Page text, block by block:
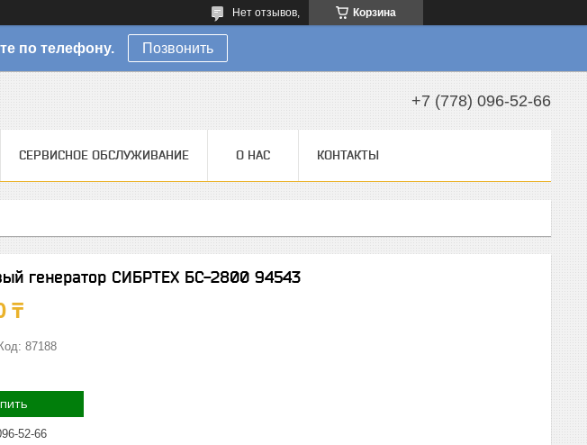
Корзина
Нет отзывов,
по телефону. Позвонить
+7 (778) 096-52-66
СЕРВИСНОЕ ОБСЛУЖИВАНИЕ О НАС КОНТАКТЫ
генератор СИБРТЕХ БС-2800 94543
₸
Код: 87188
52-66